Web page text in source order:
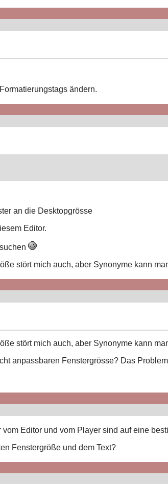
ändern.
an die Desktopgrösse
Editor.
stört mich auch, aber Synonyme kann
stört mich auch, aber Synonyme kann
anpassbaren Fenstergrösse? Das
vom Editor und vom Player sind auf eine
Fenstergröße und dem Text?